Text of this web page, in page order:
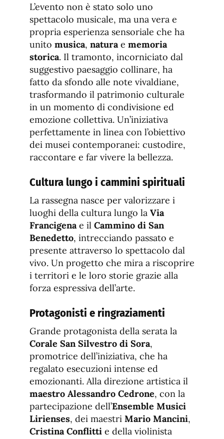
L’evento non è stato solo uno
spettacolo musicale, ma una vera e
propria esperienza sensoriale che ha
unito musica, natura e memoria
storica. Il tramonto, incorniciato dal
suggestivo paesaggio collinare, ha
fatto da sfondo alle note vivaldiane,
trasformando il patrimonio culturale
in un momento di condivisione ed
emozione collettiva. Un’iniziativa
perfettamente in linea con l’obiettivo
dei musei contemporanei: custodire,
raccontare e far vivere la bellezza.
Cultura lungo i cammini spirituali
La rassegna nasce per valorizzare i
luoghi della cultura lungo la Via
Francigena e il Cammino di San
Benedetto, intrecciando passato e
presente attraverso lo spettacolo dal
vivo. Un progetto che mira a riscoprire
i territori e le loro storie grazie alla
forza espressiva dell’arte.
Protagonisti e ringraziamenti
Grande protagonista della serata la
Corale San Silvestro di Sora,
promotrice dell’iniziativa, che ha
regalato esecuzioni intense ed
emozionanti. Alla direzione artistica il
maestro Alessandro Cedrone, con la
partecipazione dell’Ensemble Musici
Lirienses, dei maestri Mario Mancini,
Cristina Conflitti e della violinista